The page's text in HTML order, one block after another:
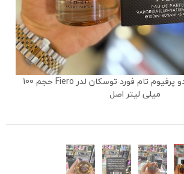
100 میل مردانه - ادو پرفیوم تام فورد توسکان لدر Fiero حجم 100
میلی لیتر اصل